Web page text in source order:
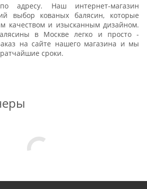
адресу. Наш интернет-магазин
выбор кованых балясин, которые
качеством и изысканным дизайном.
в Москве легко и просто -
на сайте нашего магазина и мы
сроки.